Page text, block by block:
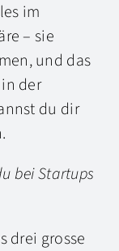
im
– sie
und das
der
du dir
bei Startups
drei grosse